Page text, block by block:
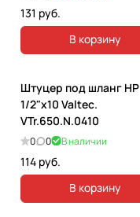
131 руб.
В корзину
Штуцер под шланг НР
1/2"х10 Valtec.
VTr.650.N.0410
0 0 В наличии
114 руб.
В корзину